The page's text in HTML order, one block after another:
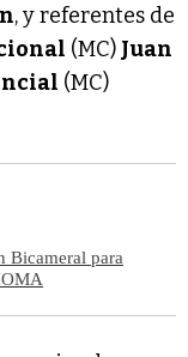
, y referentes de
(MC) Juan
(MC)
Bicameral para